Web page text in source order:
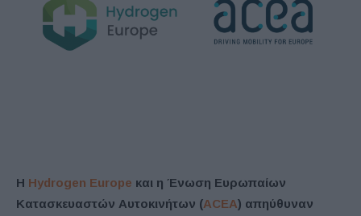
Η Hydrogen Europe και η Ένωση Ευρωπαίων
Κατασκευαστών Αυτοκινήτων (ACEA) απηύθυναν